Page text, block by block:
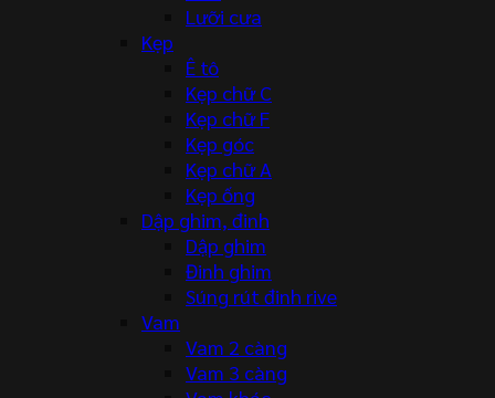
Lưỡi cưa
Kẹp
Ê tô
Kẹp chữ C
Kẹp chữ F
Kẹp góc
Kẹp chữ A
Kẹp ống
Dập ghim, đinh
Dập ghim
Đinh ghim
Súng rút đinh rive
Vam
Vam 2 càng
Vam 3 càng